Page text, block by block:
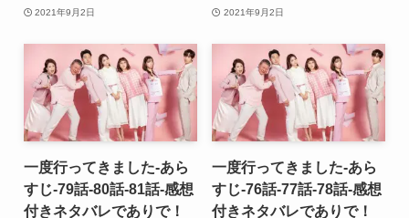
2021年9月2日 2021年9月2日
一度行ってきました-あら
すじ-79話-80話-81話-感想
付きネタバレでありで！
一度行ってきました-あら
すじ-76話-77話-78話-感想
付きネタバレでありで！